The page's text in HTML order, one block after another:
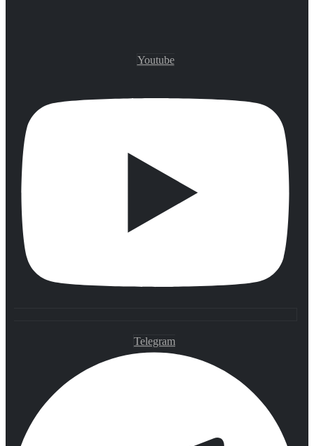
Youtube
Telegram